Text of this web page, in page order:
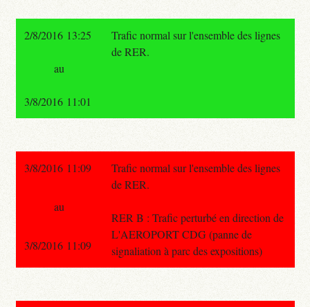
2/8/2016 13:25
Trafic normal sur l'ensemble des lignes
de RER.
au
3/8/2016 11:01
3/8/2016 11:09
Trafic normal sur l'ensemble des lignes
de RER.
RER B : Trafic perturbé en direction de
L'AEROPORT CDG (panne de
signaliation à parc des expositions)
au
3/8/2016 11:09